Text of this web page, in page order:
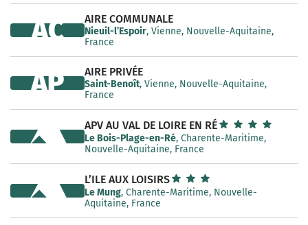
AIRE COMMUNALE
Nieuil-l’Espoir, Vienne, Nouvelle-Aquitaine,
France
AC
AIRE PRIVÉE
Saint-Benoît, Vienne, Nouvelle-Aquitaine,
France
AP
APV AU VAL DE LOIRE EN RÉ
Le Bois-Plage-en-Ré, Charente-Maritime,
Nouvelle-Aquitaine, France
L’ILE AUX LOISIRS
Le Mung, Charente-Maritime, Nouvelle-
Aquitaine, France